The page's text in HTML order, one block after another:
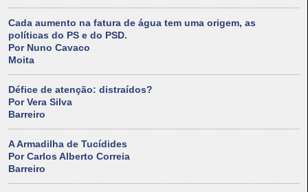
Cada aumento na fatura de água tem uma origem, as
políticas do PS e do PSD.
Por Nuno Cavaco
Moita
Défice de atenção: distraídos?
Por Vera Silva
Barreiro
A Armadilha de Tucídides
Por Carlos Alberto Correia
Barreiro